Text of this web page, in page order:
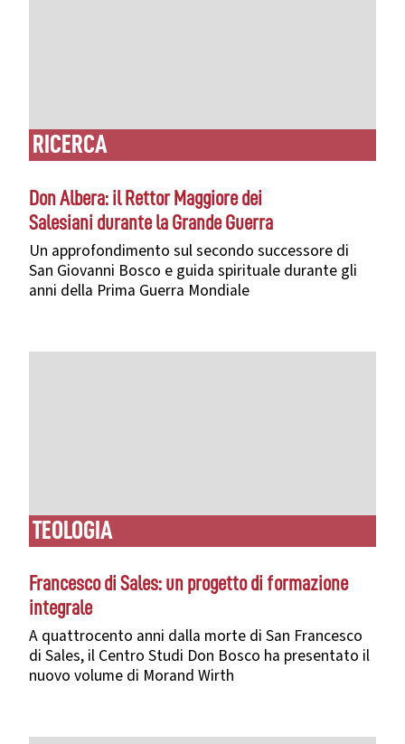
RICERCA
Don Albera: il Rettor Maggiore dei
Salesiani durante la Grande Guerra
Un approfondimento sul secondo successore di
San Giovanni Bosco e guida spirituale durante gli
anni della Prima Guerra Mondiale
TEOLOGIA
Francesco di Sales: un progetto di formazione
integrale
A quattrocento anni dalla morte di San Francesco
di Sales, il Centro Studi Don Bosco ha presentato il
nuovo volume di Morand Wirth